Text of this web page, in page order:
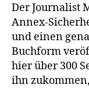
Der Journalist
Annex-
und einen
Buchform
hier über 300
ihn